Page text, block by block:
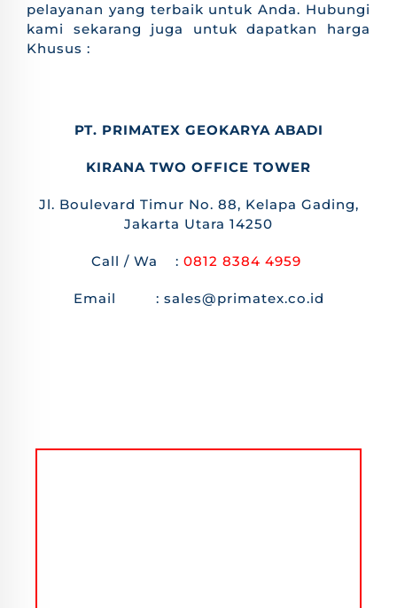
pelayanan yang terbaik untuk Anda. Hubungi
kami sekarang juga untuk dapatkan harga
Khusus :
PT. PRIMATEX GEOKARYA ABADI
KIRANA TWO OFFICE TOWER
Jl. Boulevard Timur No. 88, Kelapa Gading,
Jakarta Utara 14250
Call / Wa : 0812 8384 4959
Email : sales@primatex.co.id